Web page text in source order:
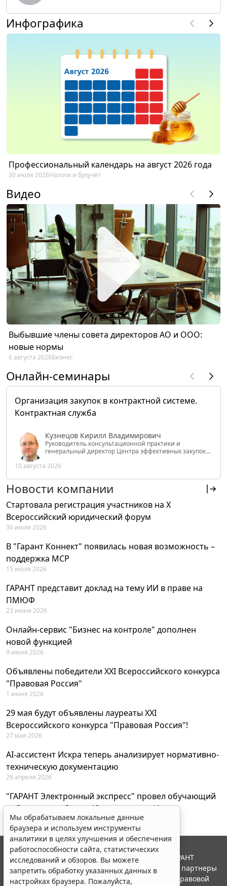
Инфографика
Профессиональный календарь на август 2026 года
30 июля 2026Налоги и бухучет
Видео
Выбывшие члены совета директоров АО и ООО:
новые нормы
6 августа 2026Бизнес
Онлайн-семинары
Организация закупок в контрактной системе.
Контрактная служба
Кузнецов Кирилл Владимирович
Руководитель консультационной практики и
генеральный директор Центра эффективных закупок
РФ
10 августа 2026
Новости компании
Стартовала регистрация участников на X
Всероссийский юридический форум
30 июля 2026
В "Гарант Коннект" появилась новая возможность –
поддержка MCP
15 июля 2026
ГАРАНТ представит доклад на тему ИИ в праве на
ПМЮФ
23 июня 2026
Онлайн-сервис "Бизнес на контроле" дополнен
новой функцией
9 июня 2026
Объявлены победители XXI Всероссийского конкурса
"Правовая Россия"
1 июня 2026
29 мая будут объявлены лауреаты XXI
Всероссийского конкурса "Правовая Россия"!
27 мая 2026
AI-ассистент Искра теперь анализирует нормативно-
техническую документацию
28 апреля 2026
"ГАРАНТ Электронный экспресс" провел обучающий
вебинар по работе с AI-ассистентом Искра
23 апреля 2026
Мы обрабатываем локальные данные
браузера и используем инструменты
аналитики в целях улучшения и обеспечения
работоспособности сайта, статистических
исследований и обзоров. Вы можете
запретить обработку указанных данных в
настройках браузера. Пожалуйста,
© ООО "НПП "ГАРАНТ-СЕРВИС", 2026. Система ГАРАНТ
выпускается с 1990 года. Компания "Гарант" и ее партнеры
являются участниками Российской ассоциации правовой